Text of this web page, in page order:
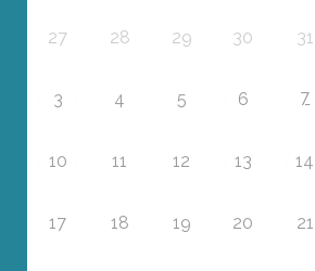
27 28 29 30 31
3 4 5 6 7
10 11 12 13 14
17 18 19 20 21